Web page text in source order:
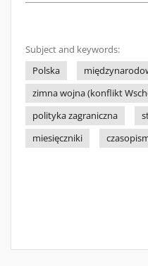
Subject and keywords:
Polska
zimna wojna (konflikt
polityka zagraniczna
miesięczniki